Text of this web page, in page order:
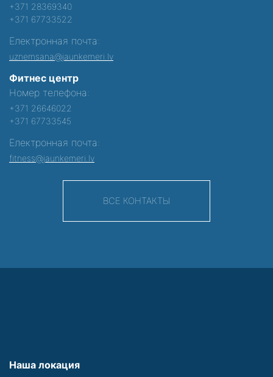
+371 28369340
+371 67733522
Електронная почта:
uznemsana@jaunkemeri.lv
Фитнес центр
Номер телефона:
+371 26646022
+371 67733545
Електронная почта:
fitness@jaunkemeri.lv
ВСЕ КОНТАКТЫ
Наша локация